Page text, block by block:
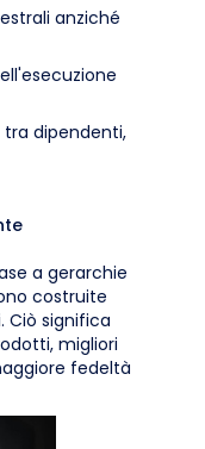
anziché
dipendenti,
a gerarchie
costruite
Ciò significa
migliori
fedeltà